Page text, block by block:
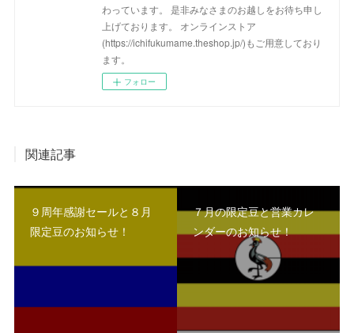
わっています。 是非みなさまのお越しをお待ち申し
上げております。 オンラインストア
(https://ichifukumame.theshop.jp/)もご用意しており
ます。
フォロー
関連記事
９周年感謝セールと８月
限定豆のお知らせ！
７月の限定豆と営業カレ
ンダーのお知らせ！